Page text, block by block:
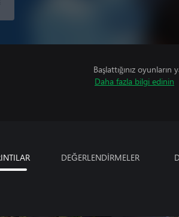
Başlattığınız
Daha fazla bilgi edinin
DEĞERLENDİRMELER